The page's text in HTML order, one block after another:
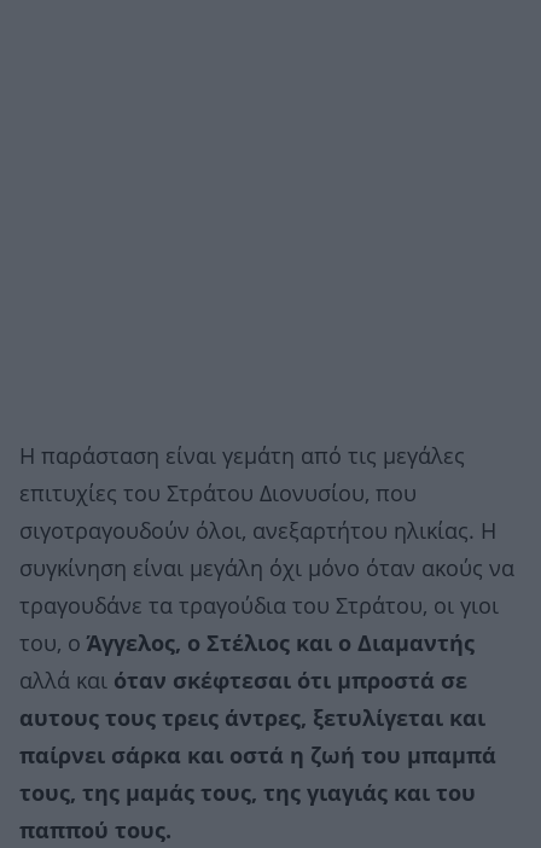
Η παράσταση είναι γεμάτη από τις μεγάλες
επιτυχίες του Στράτου Διονυσίου, που
σιγοτραγουδούν όλοι, ανεξαρτήτου ηλικίας. Η
συγκίνηση είναι μεγάλη όχι μόνο όταν ακούς να
τραγουδάνε τα τραγούδια του Στράτου, οι γιοι
του, ο Άγγελος, ο Στέλιος και ο Διαμαντής
αλλά και όταν σκέφτεσαι ότι μπροστά σε
αυτους τους τρεις άντρες, ξετυλίγεται και
παίρνει σάρκα και οστά η ζωή του μπαμπά
τους, της μαμάς τους, της γιαγιάς και του
παππού τους.